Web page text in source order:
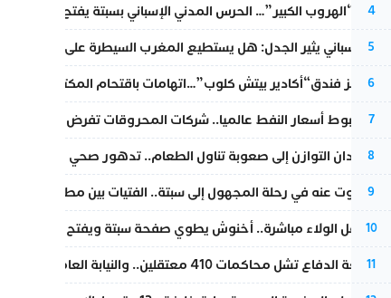
4
عملية “الهروب الكبير”… الحرس المدني الإسباني بسبتة يفتح قناة
5
تقرير إسباني يثير الجدل: هل يستطيع المغرب السيطرة على سبتة
6
أزمة تهز فندق“أكادير بيتش كلوب”…اتهامات باقتحام المكتب النقابي
7
رغم هبوط أسعار النفط عالميا.. شركات المحروقات تفرض زيادة
8
من فقدان التوازن إلى صعوبة تناول الطعام.. تدهور صحي يلاحق
9
المسكوت عنه في رحلة المجهول إلى سبتة.. الفتيات بين مطرقة البحر
10
بعد حفل الولاء مباشرة.. أخنوش يطوي صفحة سبتة ويفتح ملف
11
مقاطعة الدفاع تشل محاكمات 410 معتقلين.. والنيابة العامة تبحث عن حل قانوني